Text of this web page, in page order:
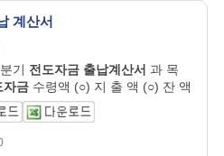
계산서
기 전도자금 출납계산서 과 목
자금 수령액 (○) 지 출 액 (○) 잔 액